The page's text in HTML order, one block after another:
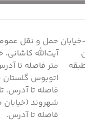
- طبقه
حمل و نقل
متر فاصله تا
فاصله تا آدرس.
فاصله تا آدرس.